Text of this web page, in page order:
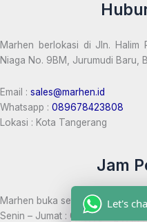
Marhen berlokasi di Jln. Halim
Niaga No. 9BM, Jurumudi Baru,
Email : sales@marhen.id
Whatsapp : 089678423808
Lokasi : Kota Tangerang
Jam
Marhen buka setiap hari:
Senin – Jumat : 08:00 – 17:00 WIB
Let's